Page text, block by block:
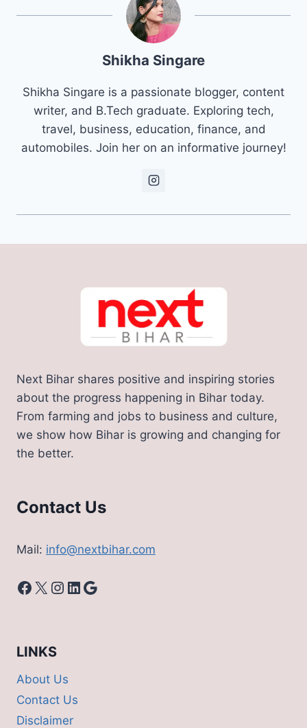
Shikha Singare
Shikha Singare is a passionate blogger, content
writer, and B.Tech graduate. Exploring tech,
travel, business, education, finance, and
automobiles. Join her on an informative journey!
Next Bihar shares positive and inspiring stories
about the progress happening in Bihar today.
From farming and jobs to business and culture,
we show how Bihar is growing and changing for
the better.
Contact Us
Mail: info@nextbihar.com
Facebook
X Instagram
LinkedIn
Google
LINKS
About Us
Contact Us
Disclaimer